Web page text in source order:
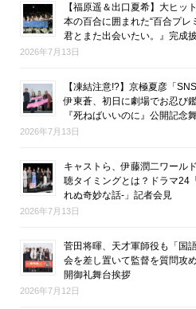
【福原遥＆出口夏希】大ヒッ
本の百合に囲まれた“百合プレ
君とまた出会いたい。』完成
2026年7月13日
【凍結注意!?】京極夏彦「
伊東蒼、初日に劇場でお忍び
『死ねばいいのに』公開記念
2026年7月13日
キャストら、伊藤潤二ワール
聴タイミングとは？ドラマ24
れぬ奇妙な話-」記者会見
2026年7月13日
菅田将暉、天才軍師役も「国
会を差し置いて監督を質問攻
開御礼舞台挨拶
2026年7月12日